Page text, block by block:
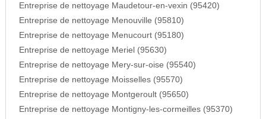
Entreprise de nettoyage Maudetour-en-vexin (95420)
Entreprise de nettoyage Menouville (95810)
Entreprise de nettoyage Menucourt (95180)
Entreprise de nettoyage Meriel (95630)
Entreprise de nettoyage Mery-sur-oise (95540)
Entreprise de nettoyage Moisselles (95570)
Entreprise de nettoyage Montgeroult (95650)
Entreprise de nettoyage Montigny-les-cormeilles (95370)